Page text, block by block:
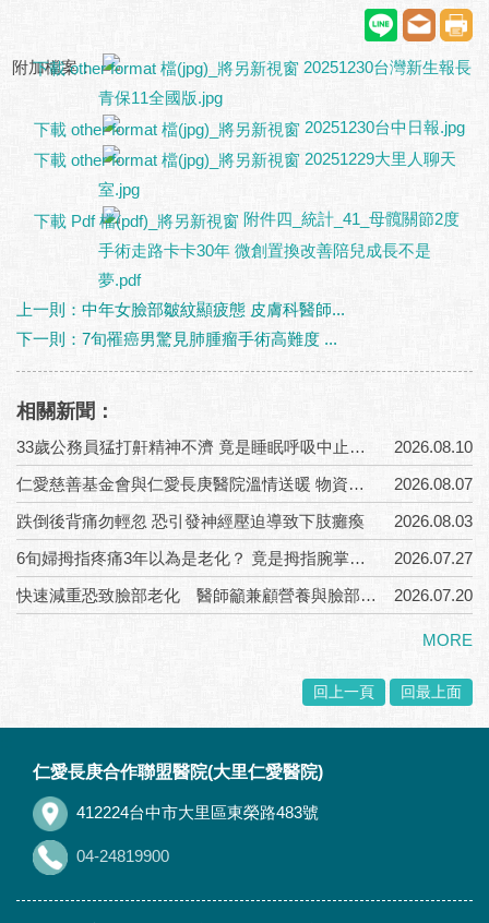
附加檔案：
20251230台灣新生報長
青保11全國版.jpg
20251230台中日報.jpg
20251229大里人聊天
室.jpg
附件四_統計_41_母髖關節2度
手術走路卡卡30年 微創置換改善陪兒成長不是
夢.pdf
上一則：中年女臉部皺紋顯疲態 皮膚科醫師...
下一則：7旬罹癌男驚見肺腫瘤手術高難度 ...
相關新聞：
33歲公務員猛打鼾精神不濟 竟是睡眠呼吸中止症上身
2026.08.10
仁愛慈善基金會與仁愛長庚醫院溫情送暖 物資結合ICOPE六力評估守護長者健康
2026.08.07
跌倒後背痛勿輕忽 恐引發神經壓迫導致下肢癱瘓
2026.08.03
6旬婦拇指疼痛3年以為是老化？ 竟是拇指腕掌關節炎
2026.07.27
快速減重恐致臉部老化 醫師籲兼顧營養與臉部支撐重建
2026.07.20
MORE
回上一頁 回最上面
仁愛長庚合作聯盟醫院(大里仁愛醫院)
412224台中市大里區東榮路483號
04-24819900